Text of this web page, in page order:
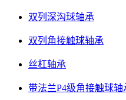
双列深沟球轴承
双列角接触球轴承
丝杠轴承
带法兰P4级角接触球轴